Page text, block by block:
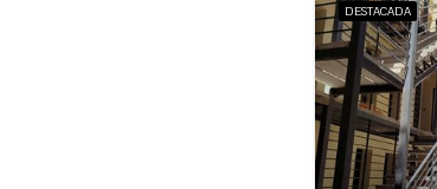
DESTACADA